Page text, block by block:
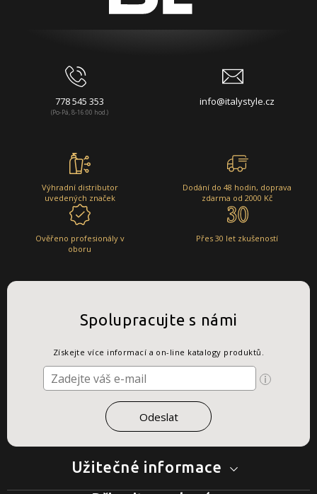
778 545 353
(Po-Pá, 8-16:00 hod.)
info@italystyle.cz
Výhradní distributor
uvedených značek
Dodání do 48 hodin, doprava
zdarma od 2000 Kč
Ověřeno profesionály v
oboru
Přes 30 let zkušeností
Užitečné informace
Spolupracujte s námi
Získejte více informací a on-line katalogy produktů.